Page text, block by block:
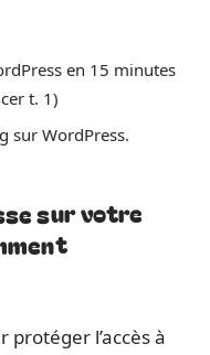
en 15 minutes
t. 1)
sur WordPress.
sur votre
l’accès à